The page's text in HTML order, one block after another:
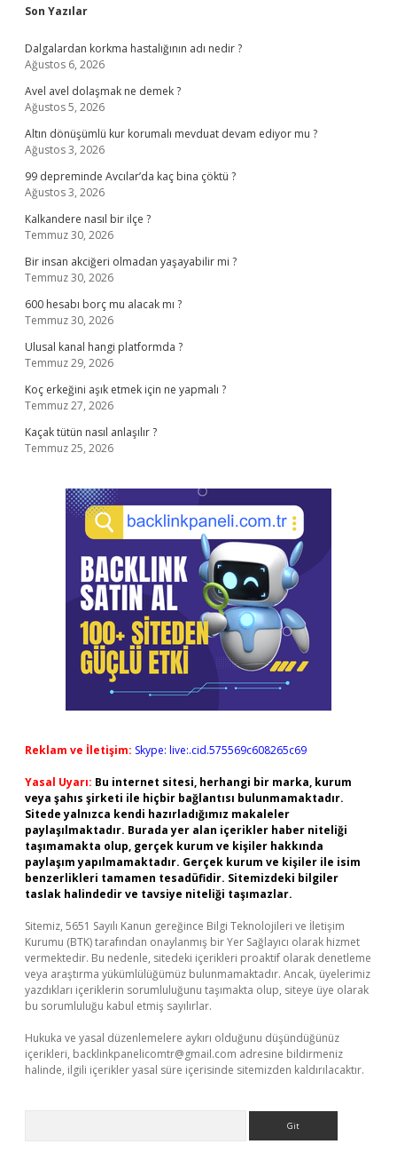
Sidebar
Son Yazılar
Dalgalardan korkma hastalığının adı nedir ?
Ağustos 6, 2026
Avel avel dolaşmak ne demek ?
Ağustos 5, 2026
Altın dönüşümlü kur korumalı mevduat devam ediyor mu ?
Ağustos 3, 2026
99 depreminde Avcılar’da kaç bina çöktü ?
Ağustos 3, 2026
Kalkandere nasıl bir ilçe ?
Temmuz 30, 2026
Bir insan akciğeri olmadan yaşayabilir mi ?
Temmuz 30, 2026
600 hesabı borç mu alacak mı ?
Temmuz 30, 2026
Ulusal kanal hangi platformda ?
Temmuz 29, 2026
Koç erkeğini aşık etmek için ne yapmalı ?
Temmuz 27, 2026
Kaçak tütün nasıl anlaşılır ?
Temmuz 25, 2026
Reklam ve İletişim: Skype: live:.cid.575569c608265c69
Yasal Uyarı: Bu internet sitesi, herhangi bir marka, kurum
veya şahıs şirketi ile hiçbir bağlantısı bulunmamaktadır.
Sitede yalnızca kendi hazırladığımız makaleler
paylaşılmaktadır. Burada yer alan içerikler haber niteliği
taşımamakta olup, gerçek kurum ve kişiler hakkında
paylaşım yapılmamaktadır. Gerçek kurum ve kişiler ile isim
benzerlikleri tamamen tesadüfidir. Sitemizdeki bilgiler
taslak halindedir ve tavsiye niteliği taşımazlar.
Sitemiz, 5651 Sayılı Kanun gereğince Bilgi Teknolojileri ve İletişim
Kurumu (BTK) tarafından onaylanmış bir Yer Sağlayıcı olarak hizmet
vermektedir. Bu nedenle, sitedeki içerikleri proaktif olarak denetleme
veya araştırma yükümlülüğümüz bulunmamaktadır. Ancak, üyelerimiz
yazdıkları içeriklerin sorumluluğunu taşımakta olup, siteye üye olarak
bu sorumluluğu kabul etmiş sayılırlar.
Hukuka ve yasal düzenlemelere aykırı olduğunu düşündüğünüz
içerikleri, backlinkpanelicomtr@gmail.com adresine bildirmeniz
halinde, ilgili içerikler yasal süre içerisinde sitemizden kaldırılacaktır.